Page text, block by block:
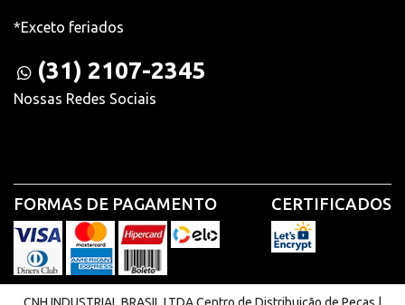
*Exceto feriados
(31) 2107-2345
Nossas Redes Sociais
FORMAS DE PAGAMENTO CERTIFICADOS
CNH INDUSTRIAL BRASIL LTDA Centro de Distribuição de Peças |